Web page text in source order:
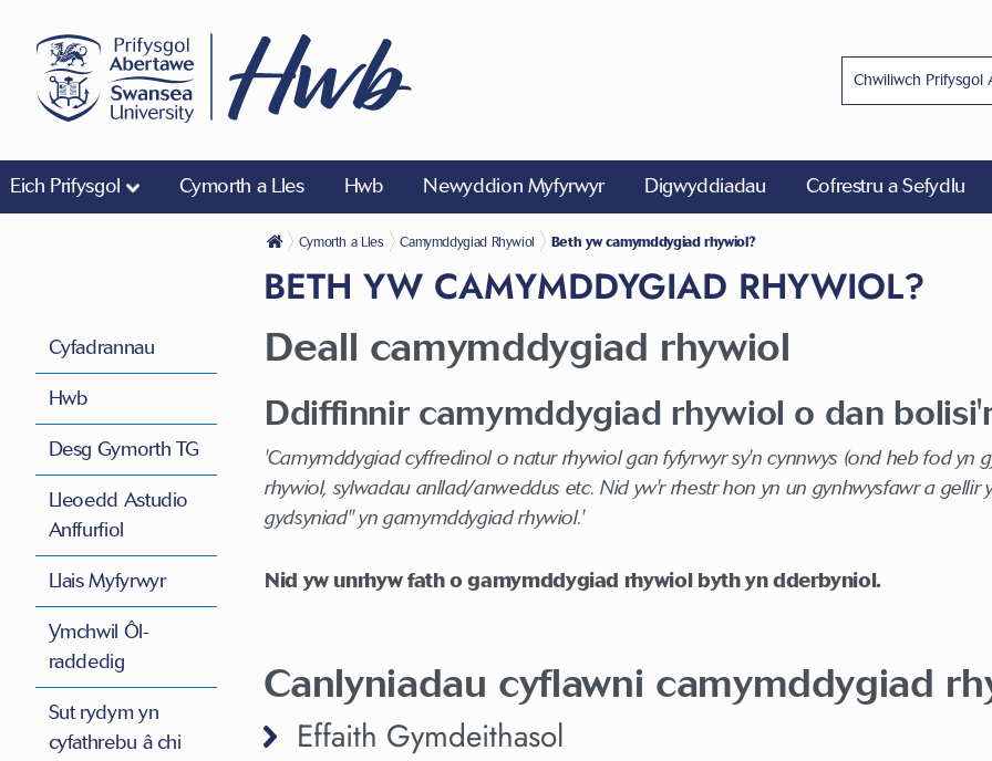
Eich Prifysgol Cymorth a Lles Hwb Newyddion Myfyrwyr Digwyddiadau Cofrestru a Sefydlu
Cymorth a Lles Camymddygiad Rhywiol Beth yw camymddygiad rhywiol?
BETH YW CAMYMDDYGIAD RHYWIOL?
Deall camymddygiad rhywiol
Ddiffinnir camymddygiad rhywiol o dan
'Camymddygiad cyffredinol o natur rhywiol gan fyfyrwyr sy'n cynnwys (ond heb fod yn
rhywiol, sylwadau anllad/anweddus etc. Nid yw'r rhestr hon yn un gynhwysfawr a
gydsyniad" yn gamymddygiad rhywiol.'
Nid yw unrhyw fath o gamymddygiad rhywiol byth yn dderbyniol.
Canlyniadau cyflawni camymddygiad
Effaith Gymdeithasol
Cyfadrannau
Hwb
Desg Gymorth TG
Lleoedd Astudio
Anffurfiol
Llais Myfyrwyr
Ymchwil Ôl-
raddedig
Sut rydym yn
cyfathrebu â chi